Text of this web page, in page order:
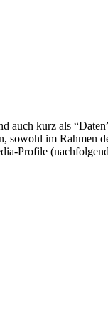
auch kurz als
sowohl im Rahmen
Profile